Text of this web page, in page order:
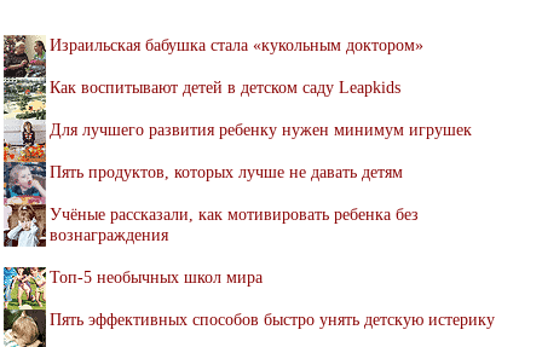
Израильская бабушка стала «кукольным доктором»
Как воспитывают детей в детском саду Leapkids
Для лучшего развития ребенку нужен минимум игрушек
Пять продуктов, которых лучше не давать детям
Учёные рассказали, как мотивировать ребенка без
вознаграждения
Топ-5 необычных школ мира
Пять эффективных способов быстро унять детскую истерику